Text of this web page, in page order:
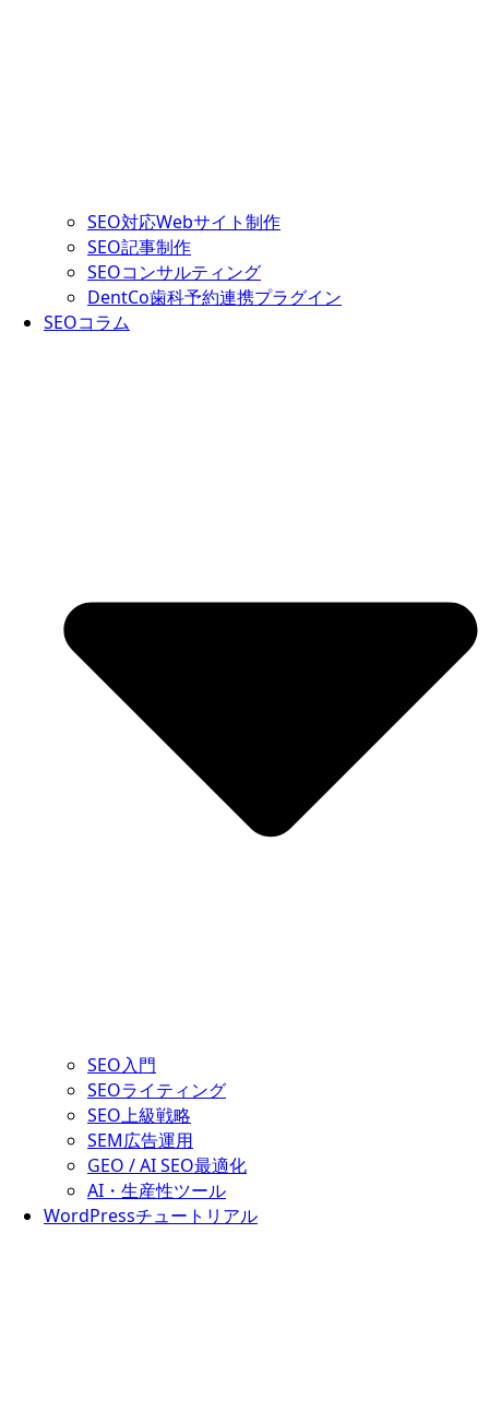
SEO対応Webサイト制作
SEO記事制作
SEOコンサルティング
DentCo歯科予約連携プラグイン
SEOコラム
SEO入門
SEOライティング
SEO上級戦略
SEM広告運用
GEO / AI SEO最適化
AI・生産性ツール
WordPressチュートリアル